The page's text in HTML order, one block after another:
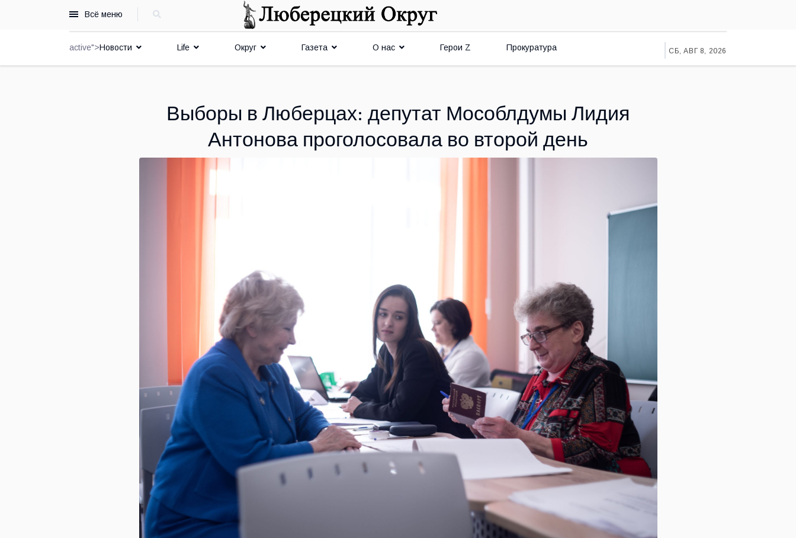
Всё меню
active">Новости Life Округ Газета О нас Герои Z Прокуратура СБ, АВГ 8, 2026
Выборы в Люберцах: депутат Мособлдумы Лидия
Антонова проголосовала во второй день